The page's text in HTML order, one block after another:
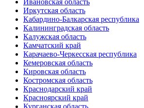
Иркутская область
Кабардино-Балкарская республика
Калининградская область
Калужская область
Камчатский край
Карачаево-Черкесская республика
Кемеровская область
Кировская область
Костромская область
Краснодарский край
Красноярский край
Курганская область